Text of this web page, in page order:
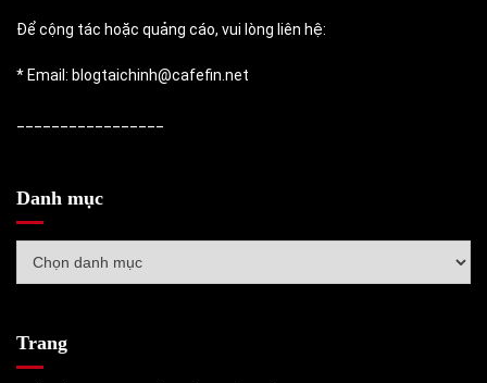
Để cộng tác hoặc quảng cáo, vui lòng liên hệ:
* Email: blogtaichinh@cafefin.net
Danh mục
mục
Trang